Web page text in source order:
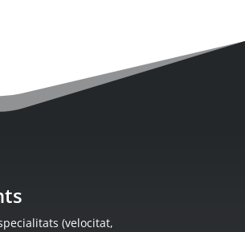
(velocitat,